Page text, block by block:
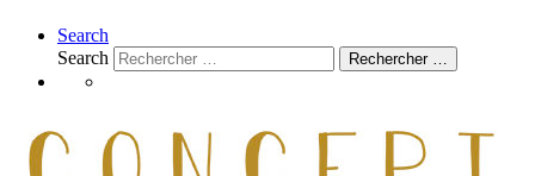
Search
Search
Rechercher …